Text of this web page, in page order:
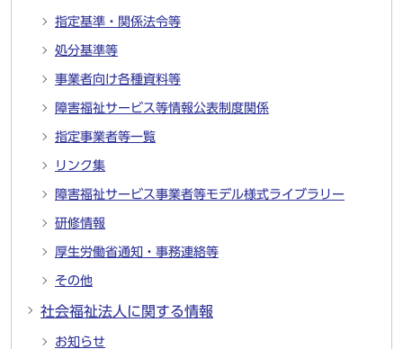
指定基準・関係法令等
処分基準等
事業者向け各種資料等
障害福祉サービス等情報公表制度関係
指定事業者等一覧
リンク集
障害福祉サービス事業者等モデル様式ライブラリー
研修情報
厚生労働省通知・事務連絡等
その他
社会福祉法人に関する情報
お知らせ